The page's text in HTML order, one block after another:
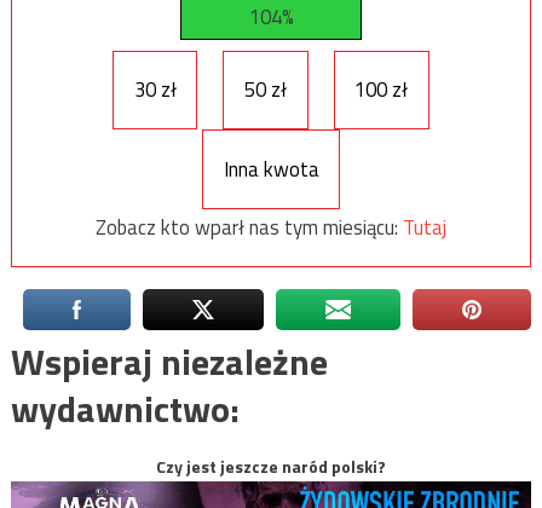
104%
30 zł 50 zł 100 zł
Inna kwota
Zobacz kto wparł nas tym miesiącu: Tutaj
Wspieraj niezależne
wydawnictwo:
Czy jest jeszcze naród polski?